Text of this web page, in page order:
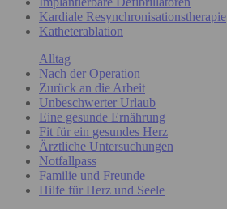
Kardiale Resynchronisationstherapie
Katheterablation
Alltag
Nach der Operation
Zurück an die Arbeit
Unbeschwerter Urlaub
Eine gesunde Ernährung
Fit für ein gesundes Herz
Ärztliche Untersuchungen
Notfallpass
Familie und Freunde
Hilfe für Herz und Seele